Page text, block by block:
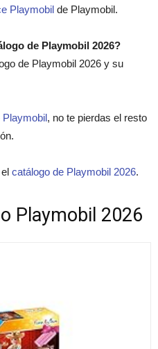
Playmobil de Playmobil.
de Playmobil 2026?
de Playmobil 2026 y su
Playmobil, no te pierdas el resto
catálogo de Playmobil 2026.
Playmobil 2026